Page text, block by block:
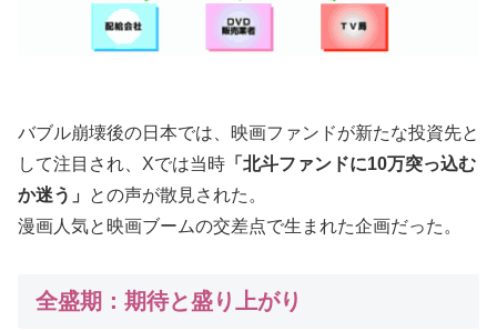
バブル崩壊後の日本では、映画ファンドが新たな投資先と
して注目され、Xでは当時 「北斗ファンドに10万突っ込む
か迷う」
との声が散見された。
漫画人気と映画ブームの交差点で生まれた企画だった。
全盛期：期待と盛り上がり